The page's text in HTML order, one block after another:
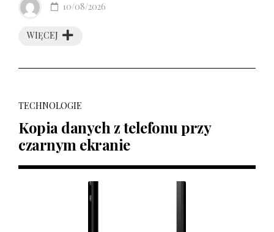
WIĘCEJ
10/08/2026
TECHNOLOGIE
Kopia danych z telefonu przy
czarnym ekranie